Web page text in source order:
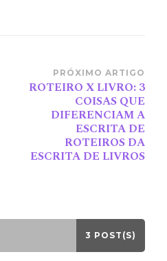
PRÓXIMO ARTIGO
ROTEIRO X LIVRO: 3
COISAS QUE
DIFERENCIAM A
ESCRITA DE
ROTEIROS DA
ESCRITA DE LIVROS
3 POST(S)